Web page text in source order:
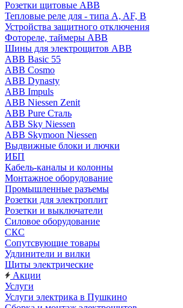
Розетки щитовые ABB
Тепловые реле для - типа A, AF, B
Устройства защитного отключения
Фотореле, таймеры ABB
Шины для электрощитов АВВ
ABB Basic 55
ABB Cosmo
ABB Dynasty
ABB Impuls
ABB Niessen Zenit
ABB Pure Сталь
ABB Sky Niessen
ABB Skymoon Niessen
Выдвижные блоки и лючки
ИБП
Кабель-каналы и колонны
Монтажное оборудование
Промышленные разъемы
Розетки для электроплит
Розетки и выключатели
Силовое оборудование
СКС
Сопутсвующие товары
Удлинители и вилки
Щиты электрические
Акции
Услуги
Услуги электрика в Пушкино